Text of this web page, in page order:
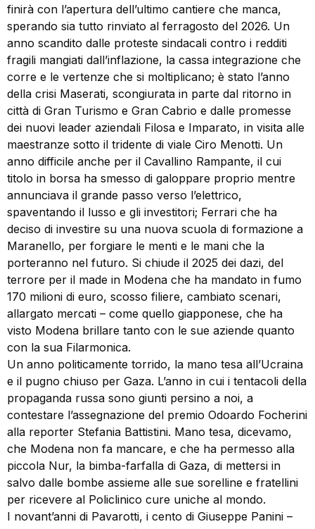
finirà con l’apertura dell’ultimo cantiere che manca,
sperando sia tutto rinviato al ferragosto del 2026. Un
anno scandito dalle proteste sindacali contro i redditi
fragili mangiati dall’inflazione, la cassa integrazione che
corre e le vertenze che si moltiplicano; è stato l’anno
della crisi Maserati, scongiurata in parte dal ritorno in
città di Gran Turismo e Gran Cabrio e dalle promesse
dei nuovi leader aziendali Filosa e Imparato, in visita alle
maestranze sotto il tridente di viale Ciro Menotti. Un
anno difficile anche per il Cavallino Rampante, il cui
titolo in borsa ha smesso di galoppare proprio mentre
annunciava il grande passo verso l’elettrico,
spaventando il lusso e gli investitori; Ferrari che ha
deciso di investire su una nuova scuola di formazione a
Maranello, per forgiare le menti e le mani che la
porteranno nel futuro. Si chiude il 2025 dei dazi, del
terrore per il made in Modena che ha mandato in fumo
170 milioni di euro, scosso filiere, cambiato scenari,
allargato mercati – come quello giapponese, che ha
visto Modena brillare tanto con le sue aziende quanto
con la sua Filarmonica.
Un anno politicamente torrido, la mano tesa all’Ucraina
e il pugno chiuso per Gaza. L’anno in cui i tentacoli della
propaganda russa sono giunti persino a noi, a
contestare l’assegnazione del premio Odoardo Focherini
alla reporter Stefania Battistini. Mano tesa, dicevamo,
che Modena non fa mancare, e che ha permesso alla
piccola Nur, la bimba-farfalla di Gaza, di mettersi in
salvo dalle bombe assieme alle sue sorelline e fratellini
per ricevere al Policlinico cure uniche al mondo.
I novant’anni di Pavarotti, i cento di Giuseppe Panini –